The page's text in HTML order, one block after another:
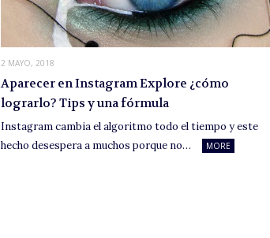
2 MAYO, 2018
Aparecer en Instagram Explore ¿cómo
lograrlo? Tips y una fórmula
Instagram cambia el algoritmo todo el tiempo y este
hecho desespera a muchos porque no…
MORE